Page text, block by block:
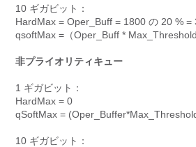
10 ギガビット：
HardMax = Oper_Buff = 1800 の 20 % =
qsoftMax =（Oper_Buff *
非プライオリティキュー
1 ギガビット：
HardMax = 0
qSoftMax =
10 ギガビット：